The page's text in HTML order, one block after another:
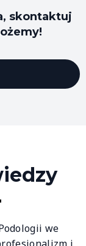
skontaktuj
we